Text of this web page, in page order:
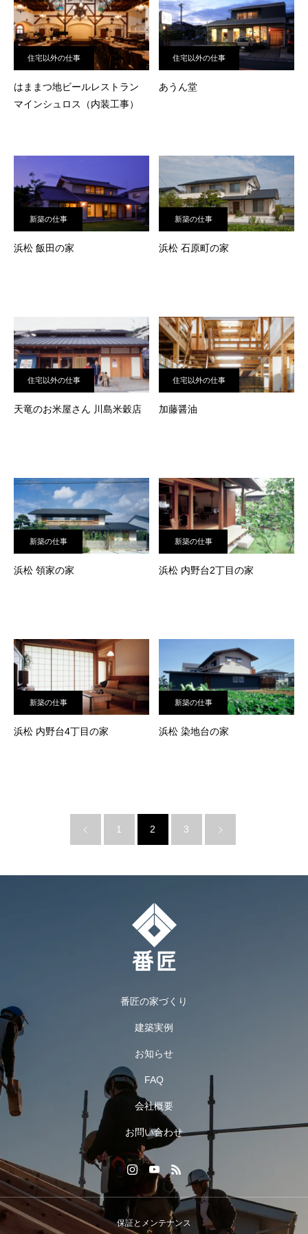
住宅以外の仕事
はままつ地ビールレストラン
マインシュロス（内装工事）
住宅以外の仕事
あうん堂
新築の仕事
浜松 飯田の家
新築の仕事
浜松 石原町の家
住宅以外の仕事
天竜のお米屋さん 川島米穀店
住宅以外の仕事
加藤醤油
新築の仕事
浜松 領家の家
新築の仕事
浜松 内野台2丁目の家
新築の仕事
浜松 内野台4丁目の家
新築の仕事
浜松 染地台の家
1 2 3
番匠の家づくり
建築実例
お知らせ
FAQ
会社概要
お問い合わせ
保証とメンテナンス